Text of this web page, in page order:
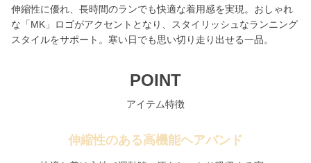
伸縮性に優れ、長時間のランでも快適な着用感を実現。おしゃれ
な「MK」ロゴがアクセントとなり、スタイリッシュなランニング
スタイルをサポート。寒い日でも思い切り走り出せる一品。
POINT
アイテム特徴
伸縮性のある高機能ヘアバンド